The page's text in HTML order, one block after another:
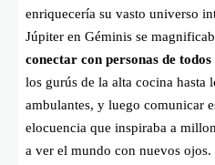
enriquecería su vasto universo
Júpiter en Géminis se
conectar con personas de
los gurús de la alta cocina hasta
ambulantes, y luego comunicar
elocuencia que inspiraba a
a ver el mundo con nuevos